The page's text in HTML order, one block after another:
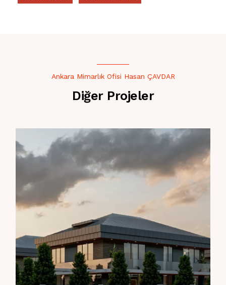
Ankara Mimarlık Ofisi Hasan ÇAVDAR
Diğer Projeler